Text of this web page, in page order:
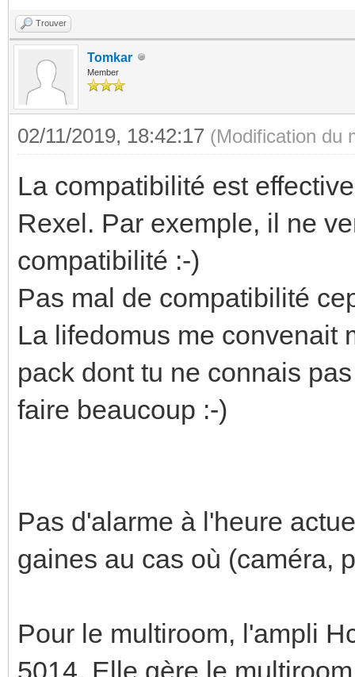
Trouver
Tomkar
Member
02/11/2019, 18:42:17 (Modification du
La compatibilité est
Rexel. Par exemple, il ne
compatibilité :-)
Pas mal de compatibilité
La lifedomus me convenait
pack dont tu ne connais
faire beaucoup :-)
Pas d'alarme à l'heure
gaines au cas où (caméra,
Pour le multiroom, l'ampli
5014. Elle gère le